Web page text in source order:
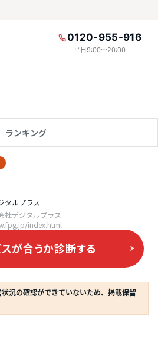
0120-955-916
平日9:00〜20:00
ランキング
タルプラス
社デジタルプラス
index.html
が合うか診断する
況の確認ができていないため、掲載保留